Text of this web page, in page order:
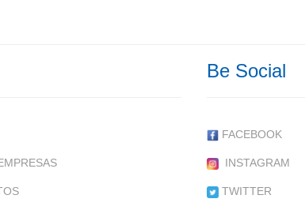
Be Social
FACEBOOK
INSTAGRAM
TWITTER